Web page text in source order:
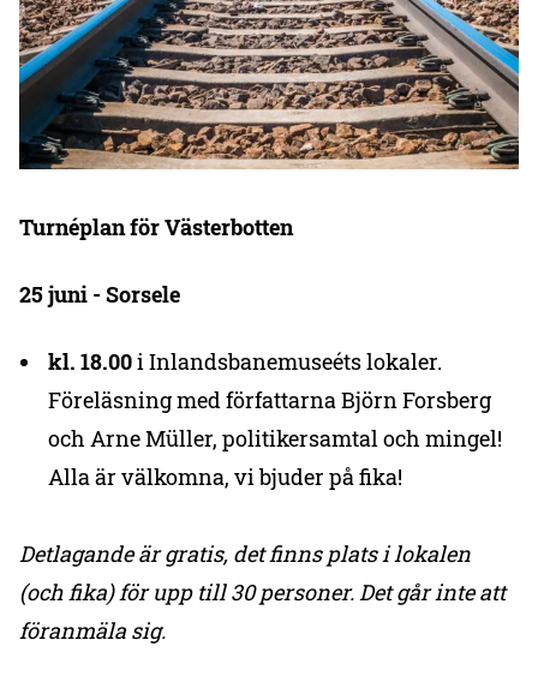
Turnéplan för Västerbotten
25 juni - Sorsele
kl. 18.00i Inlandsbanemuseéts lokaler.
Föreläsning med författarna Björn Forsberg
och Arne Müller, politikersamtal och mingel!
Alla är välkomna, vi bjuder på fika!
Detlagande är gratis, det finns plats i lokalen
(och fika) för upp till 30 personer.Det går inte att
föranmäla sig.